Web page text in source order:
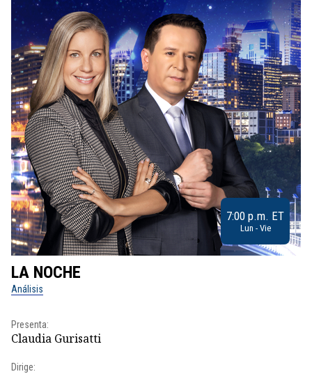
7:00 p.m. ET
Lun - Vie
LA NOCHE
Análisis
Presenta:
Claudia Gurisatti
Dirige: